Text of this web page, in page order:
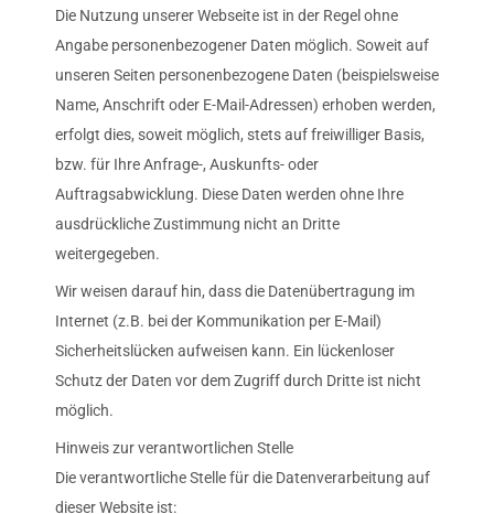
Die Nutzung unserer Webseite ist in der Regel ohne
Angabe personenbezogener Daten möglich. Soweit auf
unseren Seiten personenbezogene Daten (beispielsweise
Name, Anschrift oder E-Mail-Adressen) erhoben werden,
erfolgt dies, soweit möglich, stets auf freiwilliger Basis,
bzw. für Ihre Anfrage-, Auskunfts- oder
Auftragsabwicklung. Diese Daten werden ohne Ihre
ausdrückliche Zustimmung nicht an Dritte
weitergegeben.
Wir weisen darauf hin, dass die Datenübertragung im
Internet (z.B. bei der Kommunikation per E-Mail)
Sicherheitslücken aufweisen kann. Ein lückenloser
Schutz der Daten vor dem Zugriff durch Dritte ist nicht
möglich.
Hinweis zur verantwortlichen Stelle
Die verantwortliche Stelle für die Datenverarbeitung auf
dieser Website ist: